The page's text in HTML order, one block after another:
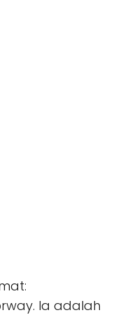
Ia adalah